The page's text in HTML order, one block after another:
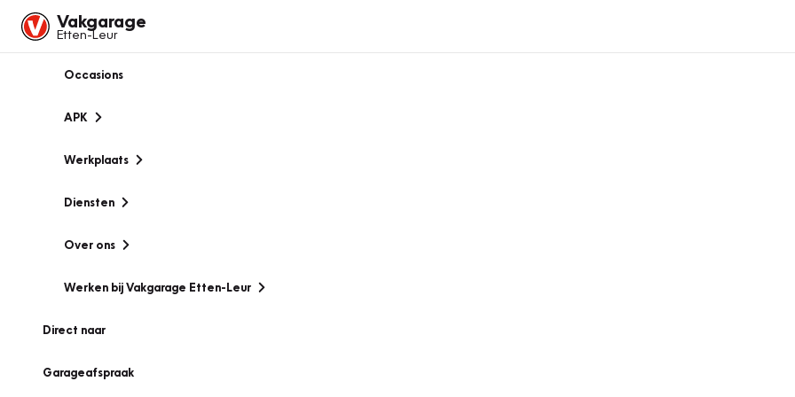
Vakgarage
Etten-Leur
Occasions
APK
Werkplaats
Diensten
Over ons
Werken bij Vakgarage Etten-Leur
Direct naar
Garageafspraak